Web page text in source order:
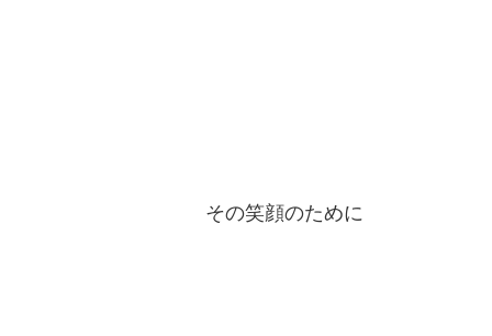
その笑顔のために